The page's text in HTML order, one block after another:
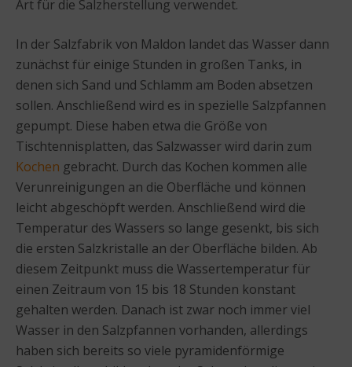
Art für die Salzherstellung verwendet.
In der Salzfabrik von Maldon landet das Wasser dann
zunächst für einige Stunden in großen Tanks, in
denen sich Sand und Schlamm am Boden absetzen
sollen. Anschließend wird es in spezielle Salzpfannen
gepumpt. Diese haben etwa die Größe von
Tischtennisplatten, das Salzwasser wird darin zum
Kochen gebracht. Durch das Kochen kommen alle
Verunreinigungen an die Oberfläche und können
leicht abgeschöpft werden. Anschließend wird die
Temperatur des Wassers so lange gesenkt, bis sich
die ersten Salzkristalle an der Oberfläche bilden. Ab
diesem Zeitpunkt muss die Wassertemperatur für
einen Zeitraum von 15 bis 18 Stunden konstant
gehalten werden. Danach ist zwar noch immer viel
Wasser in den Salzpfannen vorhanden, allerdings
haben sich bereits so viele pyramidenförmige